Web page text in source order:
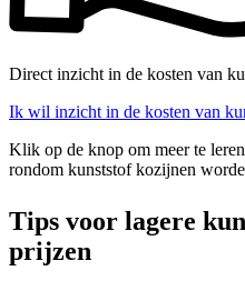
Direct inzicht in de kosten van
Ik wil inzicht in de kosten van
Klik op de knop om meer te
rondom kunststof kozijnen
Tips voor lagere
prijzen